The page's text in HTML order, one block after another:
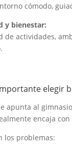
cómodo,
y bienestar:
de actividades,
elegir
apunta al
encaja con
los problemas: